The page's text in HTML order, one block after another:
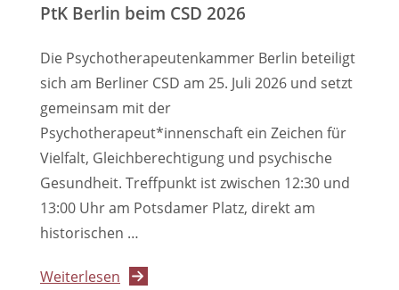
–
Solidarität
PtK Berlin beim CSD 2026
Die Psychotherapeutenkammer Berlin beteiligt
sich am Berliner CSD am 25. Juli 2026 und setzt
gemeinsam mit der
Psychotherapeut*innenschaft ein Zeichen für
Vielfalt, Gleichberechtigung und psychische
Gesundheit. Treffpunkt ist zwischen 12:30 und
13:00 Uhr am Potsdamer Platz, direkt am
historischen …
Weiterlesen über